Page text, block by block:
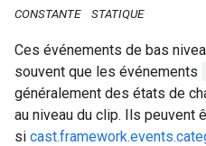
CONSTANTE STATIQUE
Ces événements de bas
souvent que les événements
généralement des états de
au niveau du clip. Ils peuvent
si